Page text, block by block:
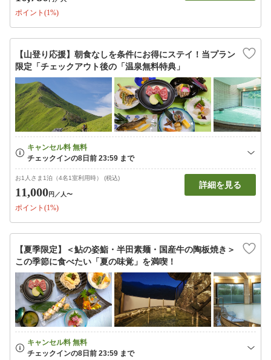
ポイント(1%)
【山登り応援】朝食なしを条件にお得にステイ！当プラン
限定「チェックアウト後の「温泉無料特典」
お1人さま1泊（4名1室利用時） (税込)
11,000円 ／人〜
ポイント(1%)
詳細を見る
【夏季限定】＜鮎の姿鮨・半田素麺・国産牛の陶板焼き＞
この季節に食べたい「夏の味覚」を満喫！